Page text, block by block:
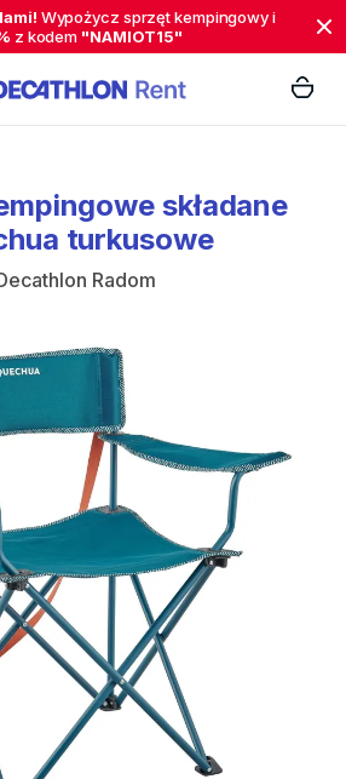
Wypożycz sprzęt kempingowy i
z kodem "NAMIOT15"
składane
turkusowe
Radom